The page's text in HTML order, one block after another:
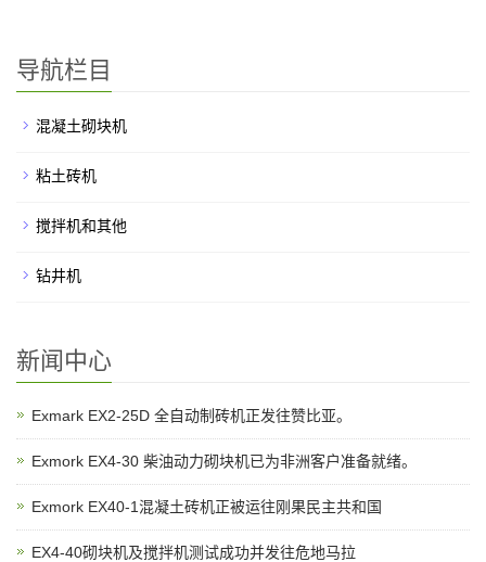
导航栏目
混凝土砌块机
粘土砖机
搅拌机和其他
钻井机
新闻中心
Exmark EX2-25D 全自动制砖机正发往赞比亚。
Exmork EX4-30 柴油动力砌块机已为非洲客户准备就绪。
Exmork EX40-1混凝土砖机正被运往刚果民主共和国
EX4-40砌块机及搅拌机测试成功并发往危地马拉